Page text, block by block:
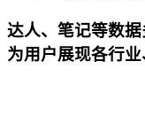
达人、笔记等数
为用户展现各行业